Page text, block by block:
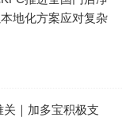
要来源。比如空
都是武林外传
是“御膳房司
地化方案应对复杂
关｜加多宝积极支